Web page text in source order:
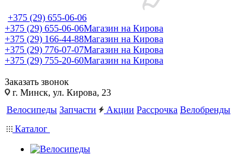
+375 (29) 655-06-06
+375 (29) 655-06-06Магазин на Кирова
+375 (29) 166-44-88Магазин на Кирова
+375 (29) 776-07-07Магазин на Кирова
+375 (29) 755-20-60Магазин на Кирова
Заказать звонок
г. Минск, ул. Кирова, 23
Велосипеды Запчасти Акции Рассрочка Велобренды
Каталог